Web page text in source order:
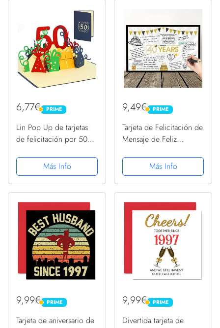
6,77€ PRIME
PRIME
Lin Pop Up de tarjetas
de felicitación por 50
de cumpleaños tarjetas
de felicitación Tarjetas
de felicitación
Más Info
9,49€ PRIME
PRIME
Tarjeta de Felicitación de
Mensaje de Feliz
Globo Gigante Negro y
Dorado Tarjeta de
Decoración de Fiesta
Libro...
Más Info
9,99€ PRIME
PRIME
Tarjeta de aniversario de
9,99€ PRIME
PRIME
Divertida tarjeta de